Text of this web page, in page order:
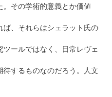
その学術的意義とか価値
、それらはシェラット氏の
ールではなく、日常レヴェ
するものなのだろう。人文